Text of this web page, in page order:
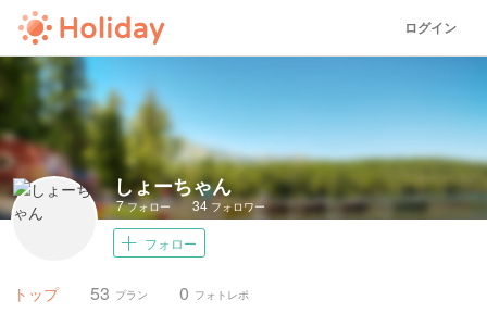
ログイン
しょーちゃん
7フォロー 34フォロワー
フォロー
トップ プラン
53 フォトレポ
0